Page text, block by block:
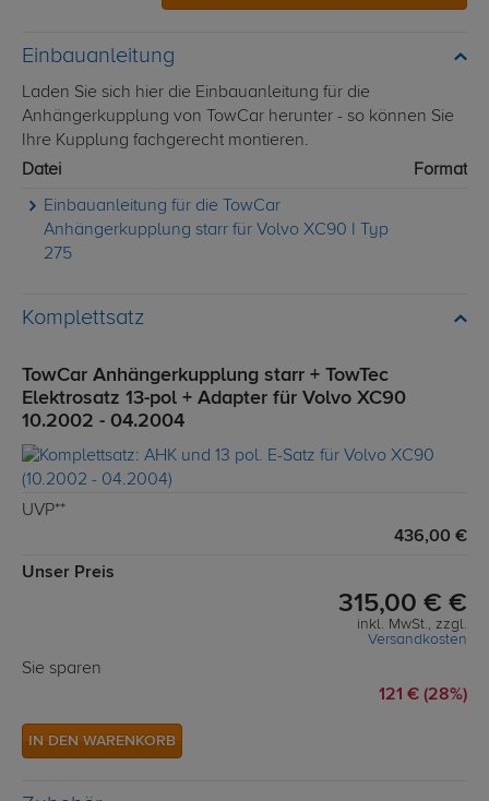
Einbauanleitung
Laden Sie sich hier die Einbauanleitung für die
Anhängerkupplung von TowCar herunter - so können Sie
Ihre Kupplung fachgerecht montieren.
Datei
Format
Einbauanleitung für die TowCar
Anhängerkupplung starr für Volvo XC90 I Typ
275
Komplettsatz
TowCar Anhängerkupplung starr + TowTec
Elektrosatz 13-pol + Adapter für Volvo XC90
10.2002 - 04.2004
UVP**
436,00 €
Unser Preis
315,00 € €
inkl. MwSt., zzgl.
Versandkosten
Sie sparen
121 € (28%)
IN DEN WARENKORB